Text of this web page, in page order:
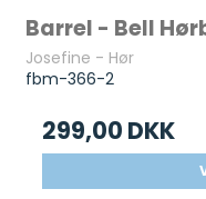
Barrel - Bell
Josefine - Hør
fbm-366-2
299,00 DKK